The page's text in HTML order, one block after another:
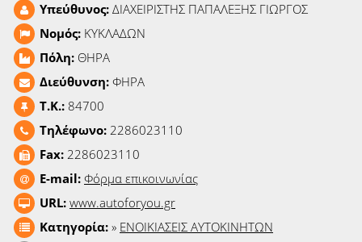
Ειδήσεις
Παιχνίδια
Ραδιόφωνο
Ταινίες
Υπεύθυνος: ΔΙΑΧΕΙΡΙΣΤΗΣ ΠΑΠΑΛΕΞΗΣ ΓΙΩΡΓΟΣ
Νομός: ΚΥΚΛΑΔΩΝ
Πόλη: ΘΗΡΑ
Διεύθυνση: ΦΗΡΑ
T.K.: 84700
Τηλέφωνο: 2286023110
Fax: 2286023110
E-mail: Φόρμα επικοινωνίας
URL: www.autoforyou.gr
Κατηγορία: » ΕΝΟΙΚΙΑΣΕΙΣ ΑΥΤΟΚΙΝΗΤΩΝ